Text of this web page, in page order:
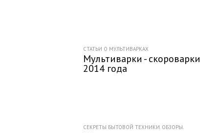
СТАТЬИ О МУЛЬТИВАРКАХ
Мультиварки - скороварки
2014 года
СЕКРЕТЫ БЫТОВОЙ ТЕХНИКИ. ОБЗОРЫ.